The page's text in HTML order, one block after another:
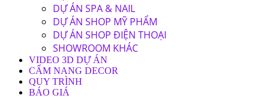
DỰ ÁN SPA & NAIL
DỰ ÁN SHOP MỸ PHẨM
DỰ ÁN SHOP ĐIỆN THOẠI
SHOWROOM KHÁC
VIDEO 3D DỰ ÁN
CẨM NANG DECOR
QUY TRÌNH
BÁO GIÁ